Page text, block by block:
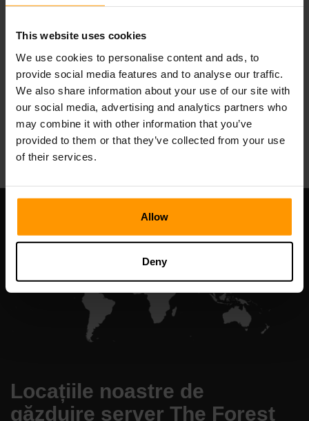
This website uses cookies
We use cookies to personalise content and ads, to
provide social media features and to analyse our traffic.
We also share information about your use of our site with
our social media, advertising and analytics partners who
may combine it with other information that you’ve
provided to them or that they’ve collected from your use
of their services.
Allow
Deny
Valheim
Găzduire server
All Games
Locațiile noastre de
găzduire server The Forest